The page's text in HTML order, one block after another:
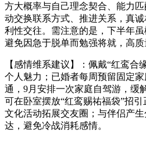
方大概率与自己理念契合、能力
动交换联系方式、推进关系，真
利性交往。需注意的是，下半年
避免因急于脱单而勉强将就，高质
【感情维系建议】：佩戴“红鸾合
个人魅力；已婚者每周预留固定
通，9月安排一次家庭自驾游，缓
可在卧室摆放“红鸾赐祐福袋”招引
文化活动拓展交友圈；与伴侣产
达，避免冷战消耗感情。